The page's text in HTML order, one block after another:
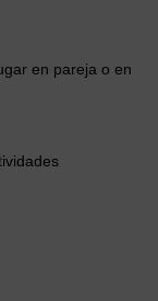
en pareja o en